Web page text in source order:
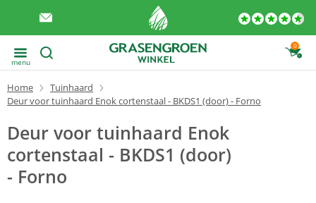
menu
0
Home
Tuinhaard
Deur voor tuinhaard Enok cortenstaal - BKDS1 (door) - Forno
Deur voor tuinhaard Enok
cortenstaal - BKDS1 (door)
- Forno